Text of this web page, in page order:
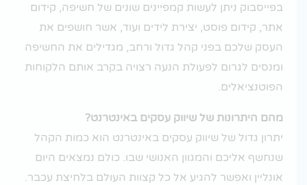
בפייסבוק ניתן לעשות קמפיינים שונים של חשיפה, קידום
אתר, קידום פוסט, יצירת לידים ועוד, אשר חושפים את
העסק שלכם בפני קהל גדול ורחב, מגדילים את החשיפה
ומנסים לגרום לפעולת הנעה רצויה בקרב אותם הלקוחות
הפוטנציאלים.
מהם היתרונות של שיווק עסקים באינטרנט?
יתרון גדול של שיווק עסקים באינטרנט הוא כמות הקהל
שנחשף אליכם והמגוון האנושי שבו. כולם נמצאים היום
אונליין ואפשר להגיע אל כל קצוות העולם בלחיצת עכבר.